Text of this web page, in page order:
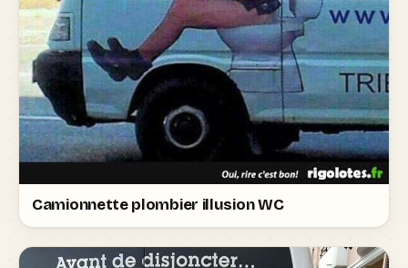
Camionnette plombier illusion WC